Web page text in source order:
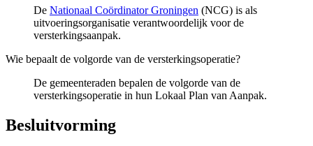
De Nationaal Coördinator Groningen (NCG) is als
uitvoeringsorganisatie verantwoordelijk voor de
versterkingsaanpak.
Wie bepaalt de volgorde van de versterkingsoperatie?
De gemeenteraden bepalen de volgorde van de
versterkingsoperatie in hun Lokaal Plan van Aanpak.
Besluitvorming